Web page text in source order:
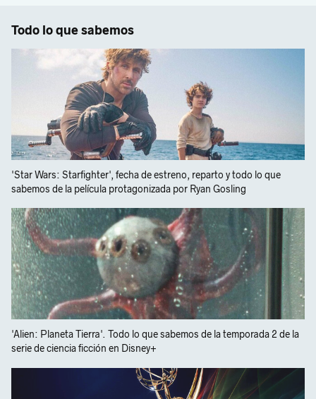
Todo lo que sabemos
'Star Wars: Starfighter', fecha de estreno, reparto y todo lo que
sabemos de la película protagonizada por Ryan Gosling
'Alien: Planeta Tierra'. Todo lo que sabemos de la temporada 2 de la
serie de ciencia ficción en Disney+